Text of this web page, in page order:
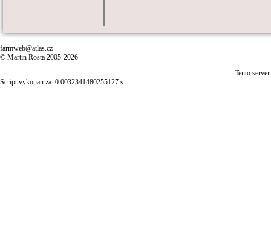
farmweb@atlas.cz
© Martin Rosta 2005-2026
Tento
Script vykonan za: 0.0032341480255127.s